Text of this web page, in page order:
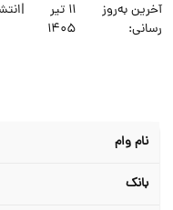
به‌روز
11 تیر
1405
انتشار:
نام وام
بانک